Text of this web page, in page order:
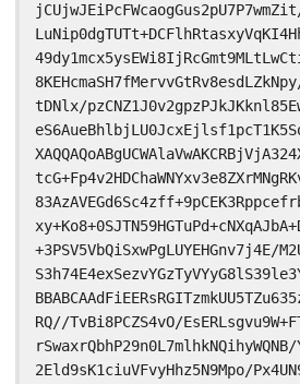
tDNlx/
RQ//TvBi8PCZS4vO/
2Eld9sK1ciuVFvyHhz5N9Mpo/